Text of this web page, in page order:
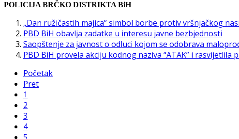
POLICIJA BRČKO DISTRIKTA BiH
„Dan ružičastih majica” simbol borbe protiv vršnjačkog
PBD BiH obavlja zadatke u interesu javne bezbjednosti
Saopštenje za javnost o odluci kojom se odobrava
PBD BiH provela akciju kodnog naziva “ATAK” i rasvijetlila
Početak
Pret
1
2
3
4